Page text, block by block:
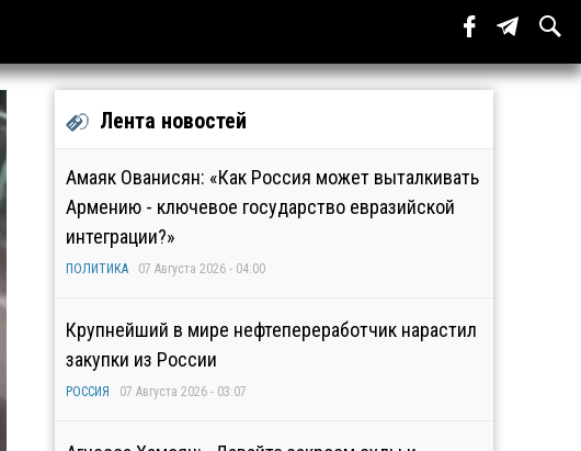
Лента новостей
Амаяк Ованисян: «Как Россия может выталкивать
Армению - ключевое государство евразийской
интеграции?»
ПОЛИТИКА 07 Августа 2026 - 04:00
Крупнейший в мире нефтепереработчик нарастил
закупки из России
РОССИЯ 07 Августа 2026 - 03:07